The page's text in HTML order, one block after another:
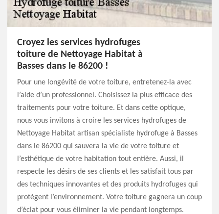
Croyez les services hydrofuges
toiture de Nettoyage Habitat à
Basses dans le 86200 !
Pour une longévité de votre toiture, entretenez-la avec
l’aide d’un professionnel. Choisissez la plus efficace des
traitements pour votre toiture. Et dans cette optique,
nous vous invitons à croire les services hydrofuges de
Nettoyage Habitat artisan spécialiste hydrofuge à Basses
dans le 86200 qui sauvera la vie de votre toiture et
l’esthétique de votre habitation tout entière. Aussi, il
respecte les désirs de ses clients et les satisfait tous par
des techniques innovantes et des produits hydrofuges qui
protègent l’environnement. Votre toiture gagnera un coup
d’éclat pour vous éliminer la vie pendant longtemps.